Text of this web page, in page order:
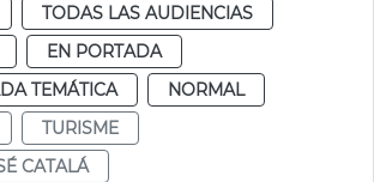
TODAS LAS AUDIENCIAS
EN PORTADA
TEMÁTICA
NORMAL
TURISME
CATALÁ